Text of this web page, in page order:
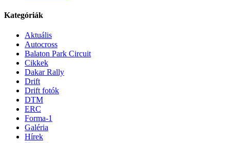
Kategóriák
Aktuális
Autocross
Balaton Park Circuit
Cikkek
Dakar Rally
Drift
Drift fotók
DTM
ERC
Forma-1
Galéria
Hírek